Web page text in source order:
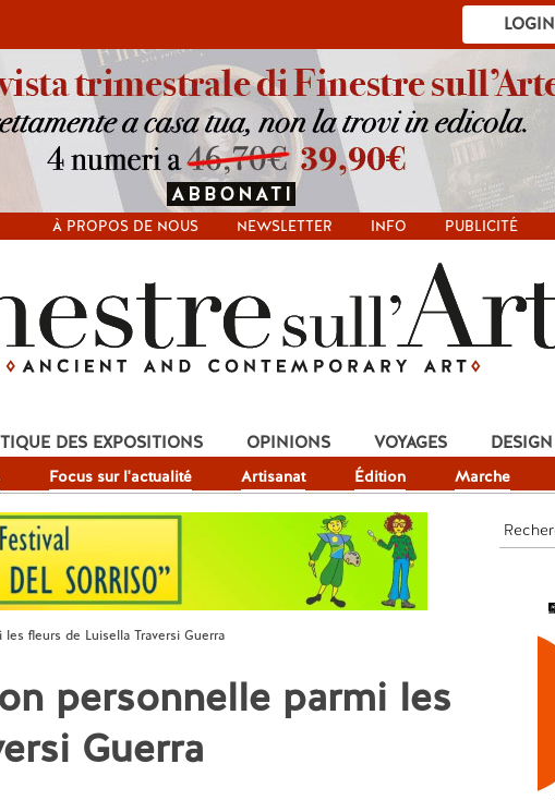
LOGIN
À PROPOS DE NOUS NEWSLETTER INFO PUBLICITÉ
Focus sur l'actualité Artisanat Édition Marche
DES EXPOSITIONS OPINIONS VOYAGES DESIGN
fleurs de Luisella Traversi Guerra
personnelle parmi les
Guerra